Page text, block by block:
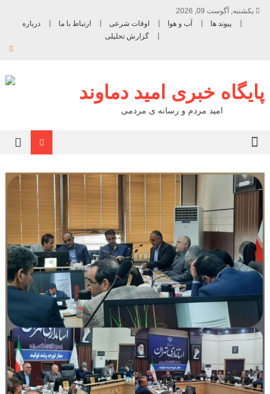
یکشنبه, آگوست 09, 2026
پیوند ها
آب و هوا اوقات شرعی ارتباط با ما
درباره
گزارش تحلیلی
پایگاه خبری امید دماوند
امید مردم و رسانه ی مردمی